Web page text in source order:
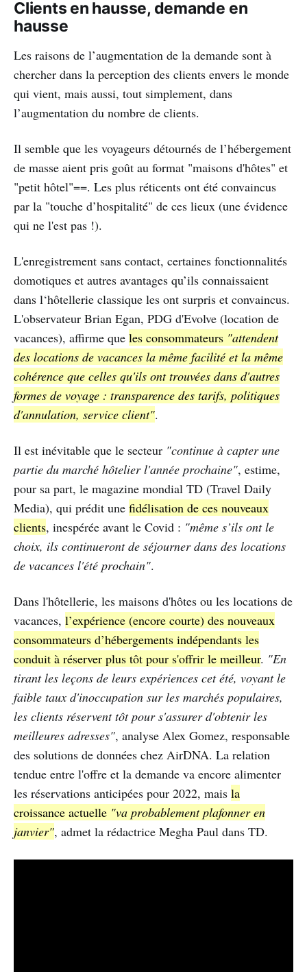
Clients en hausse, demande en
hausse
Les raisons de l’augmentation de la demande sont à
chercher dans la perception des clients envers le monde
qui vient, mais aussi, tout simplement, dans
l’augmentation du nombre de clients.
Il semble que les voyageurs détournés de l’hébergement
de masse aient pris goût au format "maisons d'hôtes" et
"petit hôtel"==. Les plus réticents ont été convaincus
par la "touche d’hospitalité" de ces lieux (une évidence
qui ne l'est pas !).
L'enregistrement sans contact, certaines fonctionnalités
domotiques et autres avantages qu’ils connaissaient
dans l‘hôtellerie classique les ont surpris et convaincus.
L'observateur Brian Egan, PDG d'Evolve (location de
vacances), affirme que les consommateurs "attendent
des locations de vacances la même facilité et la même
cohérence que celles qu'ils ont trouvées dans d'autres
formes de voyage : transparence des tarifs, politiques
d'annulation, service client".
Il est inévitable que le secteur "continue à capter une
partie du marché hôtelier l'année prochaine", estime,
pour sa part, le magazine mondial TD (Travel Daily
Media), qui prédit une fidélisation de ces nouveaux
clients, inespérée avant le Covid : "même s’ils ont le
choix, ils continueront de séjourner dans des locations
de vacances l'été prochain".
Dans l'hôtellerie, les maisons d'hôtes ou les locations de
vacances, l’expérience (encore courte) des nouveaux
consommateurs d’hébergements indépendants les
conduit à réserver plus tôt pour s'offrir le meilleur. "En
tirant les leçons de leurs expériences cet été, voyant le
faible taux d'inoccupation sur les marchés populaires,
les clients réservent tôt pour s'assurer d'obtenir les
meilleures adresses", analyse Alex Gomez, responsable
des solutions de données chez AirDNA. La relation
tendue entre l'offre et la demande va encore alimenter
les réservations anticipées pour 2022, mais la
croissance actuelle "va probablement plafonner en
janvier", admet la rédactrice Megha Paul dans TD.